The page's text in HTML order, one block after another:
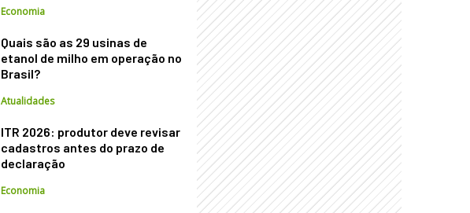
Economia
Quais são as 29 usinas de
etanol de milho em operação no
Brasil?
Atualidades
ITR 2026: produtor deve revisar
cadastros antes do prazo de
declaração
Economia